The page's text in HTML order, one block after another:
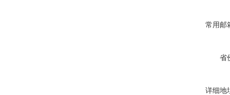
常用邮
省
详细地